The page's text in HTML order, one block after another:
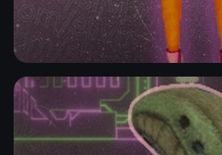
Admin